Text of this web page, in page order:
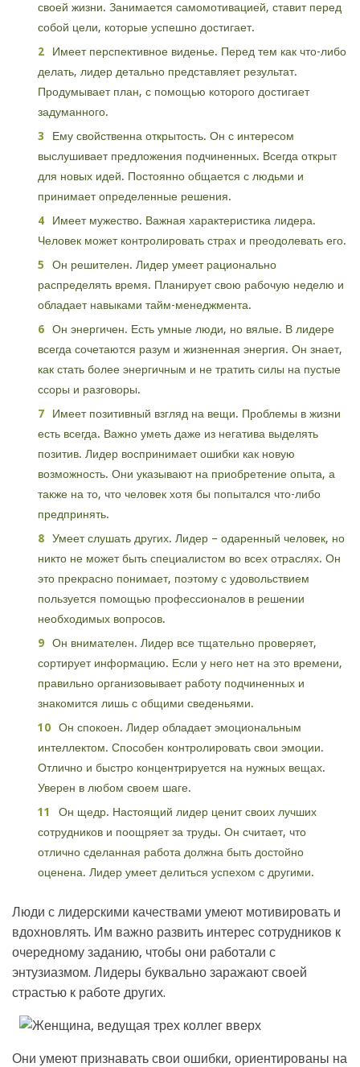
своей жизни. Занимается самомотивацией, ставит перед
собой цели, которые успешно достигает.
Имеет перспективное виденье. Перед тем как что-либо
делать, лидер детально представляет результат.
Продумывает план, с помощью которого достигает
задуманного.
Ему свойственна открытость. Он с интересом
выслушивает предложения подчиненных. Всегда открыт
для новых идей. Постоянно общается с людьми и
принимает определенные решения.
Имеет мужество. Важная характеристика лидера.
Человек может контролировать страх и преодолевать его.
Он решителен. Лидер умеет рационально
распределять время. Планирует свою рабочую неделю и
обладает навыками тайм-менеджмента.
Он энергичен. Есть умные люди, но вялые. В лидере
всегда сочетаются разум и жизненная энергия. Он знает,
как стать более энергичным и не тратить силы на пустые
ссоры и разговоры.
Имеет позитивный взгляд на вещи. Проблемы в жизни
есть всегда. Важно уметь даже из негатива выделять
позитив. Лидер воспринимает ошибки как новую
возможность. Они указывают на приобретение опыта, а
также на то, что человек хотя бы попытался что-либо
предпринять.
Умеет слушать других. Лидер – одаренный человек, но
никто не может быть специалистом во всех отраслях. Он
это прекрасно понимает, поэтому с удовольствием
пользуется помощью профессионалов в решении
необходимых вопросов.
Он внимателен. Лидер все тщательно проверяет,
сортирует информацию. Если у него нет на это времени,
правильно организовывает работу подчиненных и
знакомится лишь с общими сведеньями.
Он спокоен. Лидер обладает эмоциональным
интеллектом. Способен контролировать свои эмоции.
Отлично и быстро концентрируется на нужных вещах.
Уверен в любом своем шаге.
Он щедр. Настоящий лидер ценит своих лучших
сотрудников и поощряет за труды. Он считает, что
отлично сделанная работа должна быть достойно
оценена. Лидер умеет делиться успехом с другими.
Люди с лидерскими качествами умеют мотивировать и
вдохновлять. Им важно развить интерес сотрудников к
очередному заданию, чтобы они работали с
энтузиазмом. Лидеры буквально заражают своей
страстью к работе других.
Они умеют признавать свои ошибки, ориентированы на